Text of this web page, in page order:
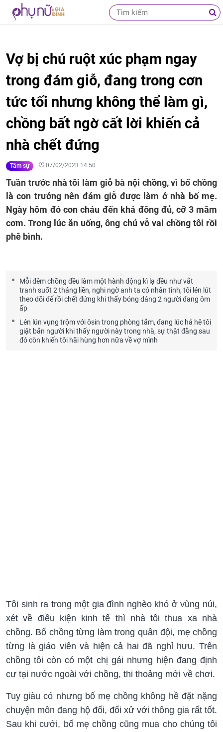
Vợ bị chú ruột xúc phạm ngay
trong đám giỗ, đang trong cơn
tức tối nhưng không thể làm gì,
chồng bất ngờ cất lời khiến cả
nhà chết đứng
Tâm sự 07/02/2023 14:50
Tuần trước nhà tôi làm giỗ bà nội chồng, vì bố chồng
là con trưởng nên đám giỗ được làm ở nhà bố mẹ.
Ngày hôm đó con cháu đến khá đông đủ, cỡ 3 mâm
cơm. Trong lúc ăn uống, ông chú vỗ vai chồng tôi rồi
phê bình.
Mỗi đêm chồng đều làm một hành động kì lạ đều như vắt
tranh suốt 2 tháng liền, nghi ngờ anh ta có nhân tình, tôi lén lút
theo dõi để rồi chết đứng khi thấy bóng dáng 2 người đang ôm
ấp
Lén lún vụng trộm với ôsin trong phòng tắm, đang lúc hả hê tôi
giật bắn người khi thấy người này trong nhà, sự thật đằng sau
đó còn khiến tôi hãi hùng hơn nữa về vợ mình
Tôi sinh ra trong một gia đình nghèo khó ở vùng núi,
xét về điều kiện kinh tế thì nhà tôi thua xa nhà
chồng. Bố chồng từng làm trong quân đội, mẹ chồng
từng là giáo viên và hiện cả hai đã nghỉ hưu. Trên
chồng tôi còn có một chị gái nhưng hiện đang định
cư tại nước ngoài với chồng, thi thoảng mới về chơi.
Tuy giàu có nhưng bố mẹ chồng không hề đặt nặng
chuyện môn đang hộ đối, đối xử với thông gia rất tốt.
Sau khi cưới, bố mẹ chồng cũng mua cho chúng tôi